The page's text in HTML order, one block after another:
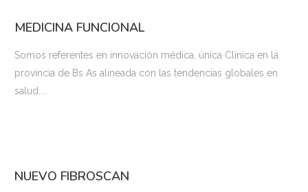
MEDICINA FUNCIONAL
Somos referentes en innovación médica, única Clínica en la
provincia de Bs As alineada con las tendencias globales en
salud....
NUEVO FIBROSCAN